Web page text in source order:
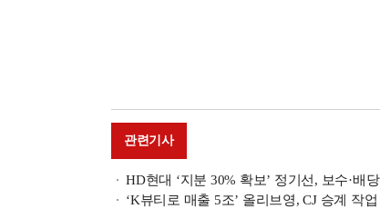
관련기사
HD현대 ‘지분 30% 확보’ 정기선, 보수·배
‘K뷰티로 매출 5조’ 올리브영, CJ 승계 작